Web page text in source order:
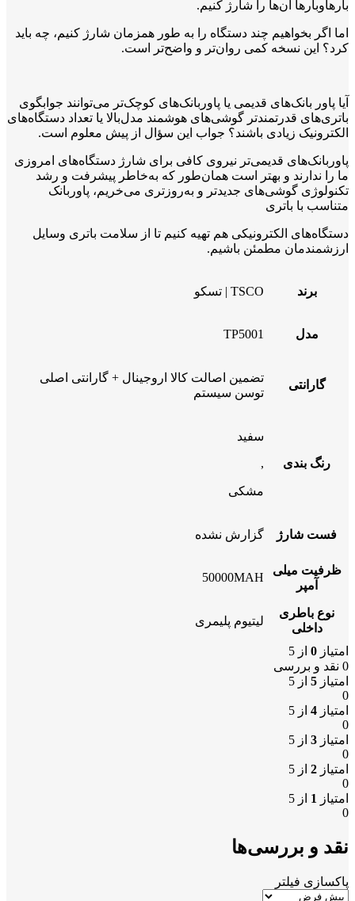
بارهاوبارها آن‌ها را شارژ کنیم.
اما اگر بخواهیم چند دستگاه را به طور همزمان شارژ کنیم، چه باید
کرد؟ این نسخه کمی روان‌تر و واضح‌تر است.
آیا پاور بانک‌های قدیمی یا پاوربانک‌های کوچک‌تر می‌توانند جوابگوی
باتری‌های قدرتمندتر گوشی‌های هوشمند مدل‌بالا یا تعداد دستگاه‌های
الکترونیک زیادی باشند؟ جواب این سؤال از پیش معلوم است.
پاوربانک‌های قدیمی‌تر نیروی کافی برای شارژ دستگاه‌های امروزی
ما را ندارند و بهتر است همان‌طور که به‌خاطر پیشرفت و رشد
تکنولوژی گوشی‌های جدیدتر و به‌روزتری می‌خریم، پاوربانک
متناسب با باتری
دستگاه‌های الکترونیکی هم تهیه کنیم تا از سلامت باتری وسایل
ارزشمندمان مطمئن باشیم.
برند TSCO | تسکو
مدل TP5001
گارانتی
تضمین اصالت کالا اروجینال + گارانتی اصلی
توسن سیستم
رنگ بندی
سفید
,
مشکی
فست شارژ گزارش نشده
ظرفیت میلی
آمپر
50000MAH
نوع باطری
داخلی
لیتیوم پلیمری
امتیاز 0 از 5
0 نقد و بررسی
امتیاز 5 از 5
0
امتیاز 4 از 5
0
امتیاز 3 از 5
0
امتیاز 2 از 5
0
امتیاز 1 از 5
0
نقد و بررسی‌ها
پاکسازی فیلتر